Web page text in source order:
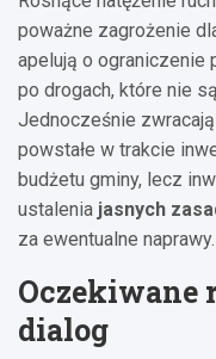
poważne zagrożenie
apelują o ograniczenie
po drogach, które nie
Jednocześnie
powstałe w trakcie
budżetu gminy, lecz
ustalenia jasnych
za ewentualne naprawy.
Oczekiwane
dialog